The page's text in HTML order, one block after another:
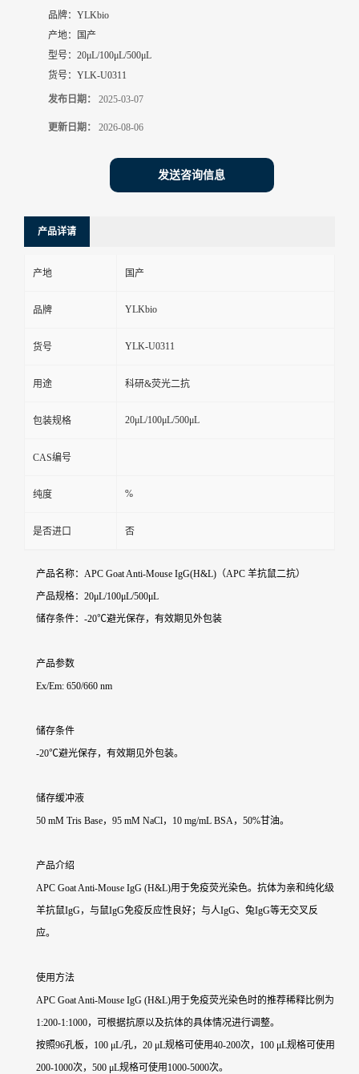
品牌： YLKbio
产地：
国产
型号： 20μL/100μL/500μL
货号： YLK-U0311
发布日期： 2025-03-07
更新日期： 2026-08-06
发送咨询信息
产品详请
产地 国产
品牌 YLKbio
货号 YLK-U0311
用途 科研&荧光二抗
包装规格 20μL/100μL/500μL
CAS编号
纯度 %
是否进口 否
产品名称：APC Goat Anti-Mouse IgG(H&L)（APC 羊抗鼠二抗）
产品规格：20μL/100μL/500μL
储存条件：-20℃避光保存，有效期见外包装
产品参数
Ex/Em: 650/660 nm
储存条件
-20℃避光保存，有效期见外包装。
储存缓冲液
50 mM Tris Base，95 mM NaCl，10 mg/mL BSA，50%甘油。
产品介绍
APC Goat Anti-Mouse IgG (H&L)用于免疫荧光染色。抗体为亲和纯化级
羊抗鼠IgG，与鼠IgG免疫反应性良好；与人IgG、兔IgG等无交叉反
应。
使用方法
APC Goat Anti-Mouse IgG (H&L)用于免疫荧光染色时的推荐稀释比例为
1:200-1:1000，可根据抗原以及抗体的具体情况进行调整。
按照96孔板，100 μL/孔，20 μL规格可使用40-200次，100 μL规格可使用
200-1000次，500 μL规格可使用1000-5000次。